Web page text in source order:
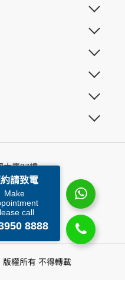
請致電
Make
call
8888
大廈27樓
Linkedin
料收集聲明
權所有 不得轉載